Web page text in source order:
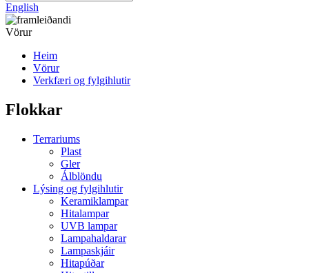
English
Vörur
Heim
Vörur
Verkfæri og fylgihlutir
Flokkar
Terrariums
Plast
Gler
Álblöndu
Lýsing og fylgihlutir
Keramiklampar
Hitalampar
UVB lampar
Lampahaldarar
Lampaskjáir
Hitapúðar